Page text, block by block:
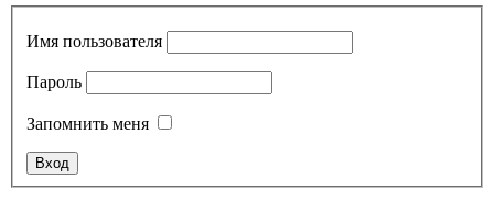
Имя пользователя
Пароль
Запомнить меня